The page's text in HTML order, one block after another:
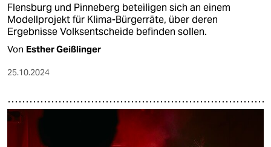
Flensburg und Pinneberg beteiligen sich an einem
Modellprojekt für Klima-Bürgerräte, über deren
Ergebnisse Volksentscheide befinden sollen.
Von Esther Geißlinger
25.10.2024